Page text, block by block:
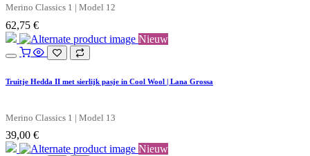
Merino Classics 1 | Model 12
62,75 €
Nieuw
Truitje Hedda II met sierlijk pasje in Cool Wool | Lana Grossa
Merino Classics 1 | Model 13
39,00 €
Nieuw